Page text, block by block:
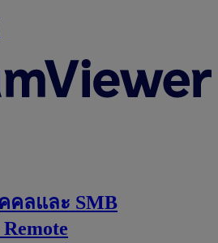
คลและ SMB